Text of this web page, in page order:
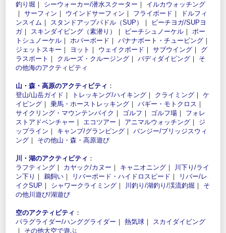
釣り堀 ｜ シーウォーカー/潜水スクーター ｜ イルカウォッチング
｜ サーフィン ｜ ウインドサーフィン ｜ フライボード ｜
ドルフィ
ンスイム ｜ スタンドアップパドル（SUP） ｜
ビーチヨガ/SUPヨ
ガ｜ スキンダイビング（素潜り） ｜ ビーチシュノーケル ｜ ボー
トシュノーケル ｜ ホバーボード ｜ バナナボート・チュービング ｜
ジェットスキー ｜ ヨット ｜ ウェイクボード ｜ サブウイング ｜ グ
ラスボート ｜ クルーズ・クルージング ｜ バディダイビング ｜ そ
の他海のアクティビティ
山・森・高原のアクティビティ ：
登山/山岳ガイド ｜ トレッキング/ハイキング ｜ クライミング ｜ ケ
イビング ｜ 乗馬・ホーストレッキング ｜ バギー・モトクロス ｜
サイクリング・マウンテンバイク ｜ ゴルフ ｜ ゴルフ場 ｜ フォレ
ストアドベンチャー ｜ エコツアー ｜ アニマルウォッチング ｜ ジ
ップライン ｜ キャンプ/グランピング ｜ バンジー/ブリッジスウィ
ング ｜ その他山・森・高原遊び
川・湖のアクティビティ ：
ラフティング ｜ カヤック/カヌー ｜ キャニオニング ｜
川下り/ライ
ン下り ｜ 鵜飼い ｜ リバーボード・ハイドロスピード ｜
リバー/レ
イクSUP ｜ シャワークライミング ｜ 川釣り/湖釣り/渓流釣堀 ｜ そ
の他川遊び/湖遊び
空のアクティビティ ：
パラグライダー/ハンググライダー ｜ 熱気球 ｜ スカイダイビング
｜ その他大空で遊ぶ